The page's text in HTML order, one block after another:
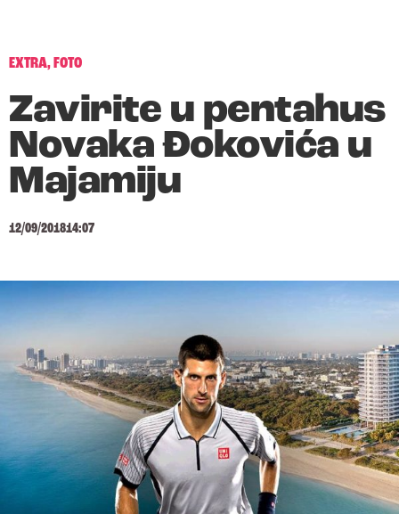
EXTRA,FOTO
Zavirite u pentahus
Novaka Đokovića u
Majamiju
12/09/201814:07